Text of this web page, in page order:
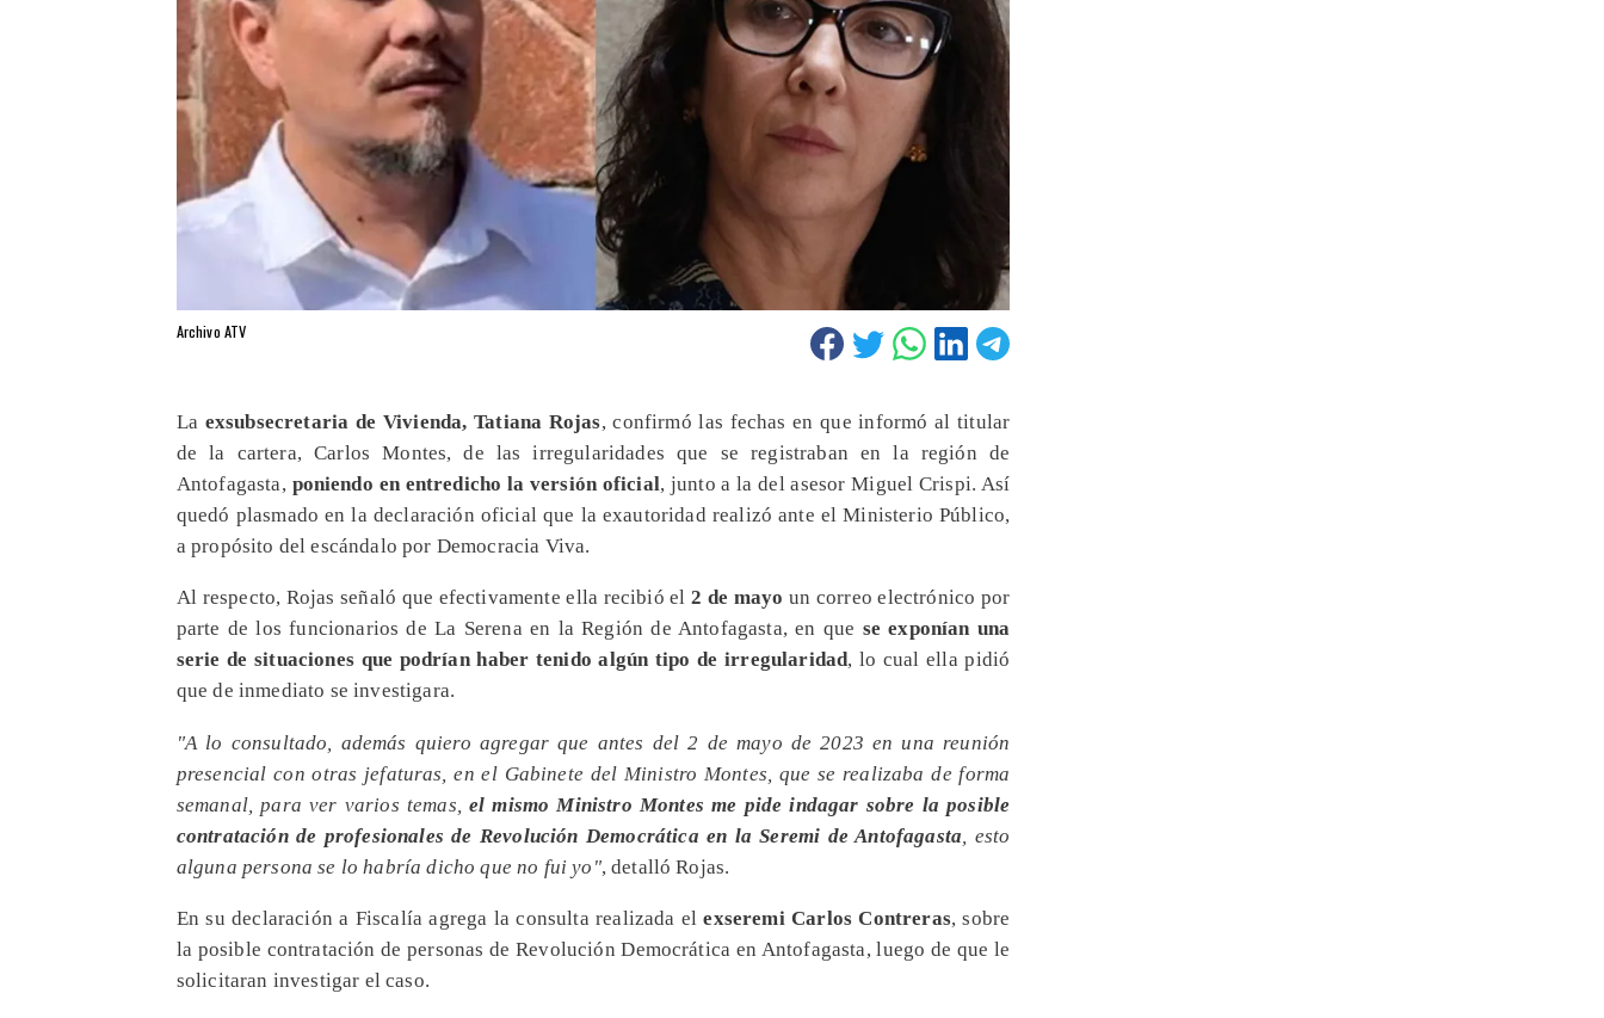
Archivo ATV
La exsubsecretaria de Vivienda, Tatiana Rojas, confirmó las fechas en que informó al titular
de la cartera, Carlos Montes, de las irregularidades que se registraban en la región de
Antofagasta, poniendo en entredicho la versión oficial, junto a la del asesor Miguel Crispi. Así
quedó plasmado en la declaración oficial que la exautoridad realizó ante el Ministerio Público,
a propósito del escándalo por Democracia Viva.
Al respecto, Rojas señaló que efectivamente ella recibió el2 de mayo un correo electrónico por
parte de los funcionarios de La Serena en la Región de Antofagasta, en que se exponían una
serie de situaciones que podrían haber tenido algún tipo de irregularidad, lo cual ella pidió
que de inmediato se investigara.
"A lo consultado, además quiero agregar que antes del 2 de mayo de 2023 en una reunión
presencial con otras jefaturas, en el Gabinete del Ministro Montes, que se realizaba de forma
semanal, para ver varios temas,el mismo Ministro Montes me pide indagar sobre la posible
contratación de profesionales de Revolución Democrática en la Seremi de Antofagasta , esto
alguna persona se lo habría dicho que no fui yo", detalló Rojas.
En su declaración a Fiscalía agrega la consulta realizada elexseremi Carlos Contreras, sobre
la posible contratación de personas de Revolución Democrática en Antofagasta, luego de que le
solicitaran investigar el caso.